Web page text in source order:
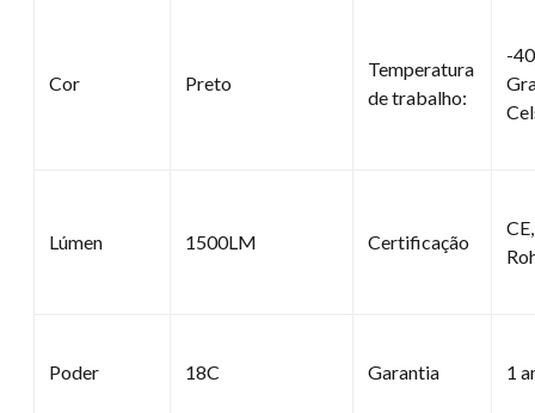
Cor Preto
Temperatura
de trabalho:
-
Lúmen 1500LM Certificação
Poder 18C Garantia 1